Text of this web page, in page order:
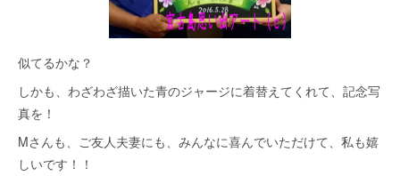
似てるかな？
しかも、わざわざ描いた青のジャージに着替えてくれて、記念写
真を！
Mさんも、ご友人夫妻にも、みんなに喜んでいただけて、私も嬉
しいです！！